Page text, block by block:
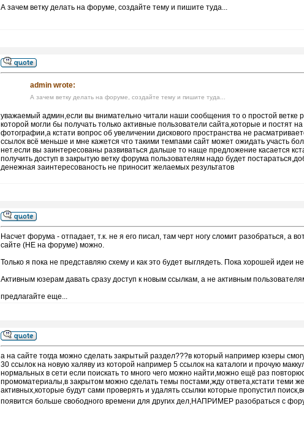
А зачем ветку делать на форуме, создайте тему и пишите туда...
admin wrote:
А зачем ветку делать на форуме, создайте тему и пишите туда...
уважаемый админ,если вы внимательно читали наши сообщения то о простой ветке
которой могли бы получать только активные пользователи сайта,которые и постят
фотографии,а кстати вопрос об увеличении дискового пространства не
ссылок всё меньше и мне кажется что такими темпами сайт может ожидать участь
нет.если вы заинтересованы развиваться дальше то наще предложение касается
получить доступ в закрытую ветку форума пользователям надо будет
денежная заинтересованость не приносит желаемых результатов
Насчет форума - отпадает, т.к. не я его писал, там черт ногу сломит разобраться, а
сайте (НЕ на форуме) можно.
Только я пока не представляю схему и как это будет выглядеть. Пока хорошей идеи
Активным юзерам давать сразу доступ к новым ссылкам, а не активным
предлагайте еще...
а на сайте тогда можно сделать закрытый раздел???в который например юзеры
30 ссылок на новую халяву из которой например 5 ссылок на каталоги и прочую
нормальных в сети если поискать то много чего можно найти,можно ещё раз
промоматериалы,в закрытом можно сделать темы постами,жду ответа,кстати теми
активных,которые будут сами проверять и удалять ссылки которые пропустил
появится больше свободного времени для других дел,НАПРИМЕР разобраться с